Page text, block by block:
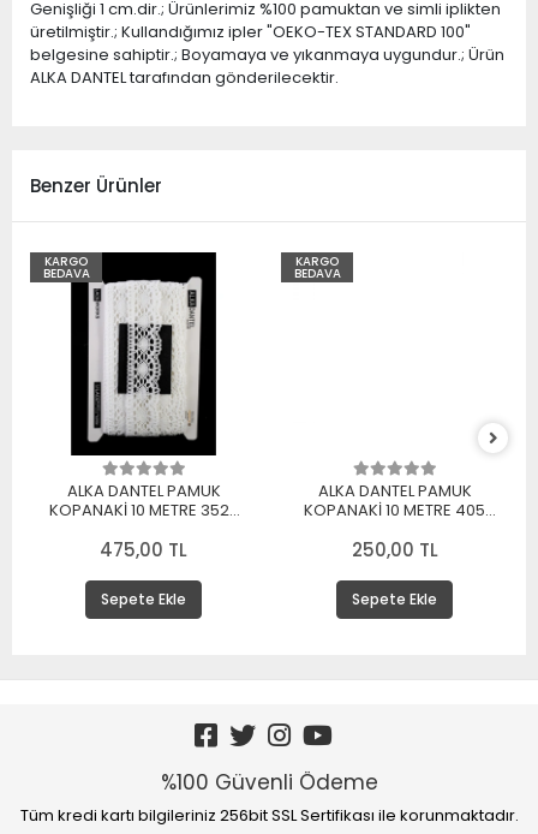
Genişliği 1 cm.dir.; Ürünlerimiz %100 pamuktan ve simli iplikten
üretilmiştir.; Kullandığımız ipler "OEKO-TEX STANDARD 100"
belgesine sahiptir.; Boyamaya ve yıkanmaya uygundur.; Ürün
ALKA DANTEL tarafından gönderilecektir.
Benzer Ürünler
KARGO
BEDAVA
ALKA DANTEL PAMUK
KOPANAKİ 10 METRE 3520
475,00 TL
Sepete Ekle
KARGO
BEDAVA
ALKA DANTEL PAMUK
KOPANAKİ 10 METRE 405
250,00 TL
Sepete Ekle
%100 Güvenli Ödeme
Tüm kredi kartı bilgileriniz 256bit SSL Sertifikası ile korunmaktadır.